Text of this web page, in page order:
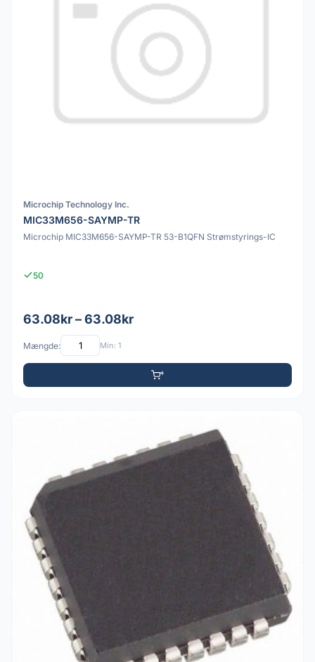
Microchip Technology Inc.
MIC33M656-SAYMP-TR
Microchip MIC33M656-SAYMP-TR 53-B1QFN Strømstyrings-IC
50
63.08kr – 63.08kr
Mængde: Min: 1